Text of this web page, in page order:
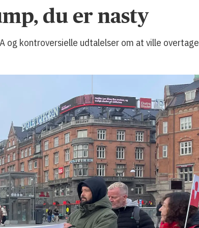
du er nasty
og kontroversielle udtalelser om at ville overtage